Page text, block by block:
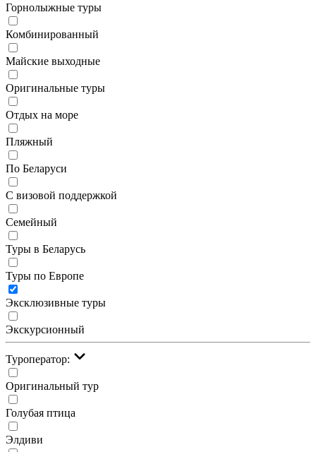
Горнолыжные туры
Комбинированный
Майские выходные
Оригинальные туры
Отдых на море
Пляжный
По Беларуси
С визовой поддержкой
Семейный
Туры в Беларусь
Туры по Европе
Эксклюзивные туры
Экскурсионный
Туроператор:
Оригинальный тур
Голубая птица
Элдиви